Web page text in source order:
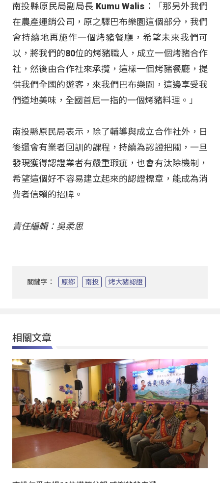
南投縣原民局副局長 Kumu Walis：「那另外我們
在農產運銷公司，原之驛巴布樂園這個部分，我們
會持續地再施作一個烤豬餐廳，希望未來我們可
以，將我們的80位的烤豬職人，成立一個烤豬合作
社，然後由合作社來承攬，這樣一個烤豬餐廳，提
供我們全國的遊客，來我們巴布樂園，這邊享受我
們道地美味，全國首屈一指的一個烤豬料理。」
南投縣原民局表示，除了輔導與成立合作社外，日
後還會有業者回訓的課程，持續為認證把關，一旦
發現獲得認證業者有嚴重瑕疵，也會有汰除機制，
希望這個好不容易建立起來的認證標章，能成為消
費者信賴的招牌。
責任編輯：吳柔思
關鍵字： 原鄉 南投 烤大豬認證
相關文章